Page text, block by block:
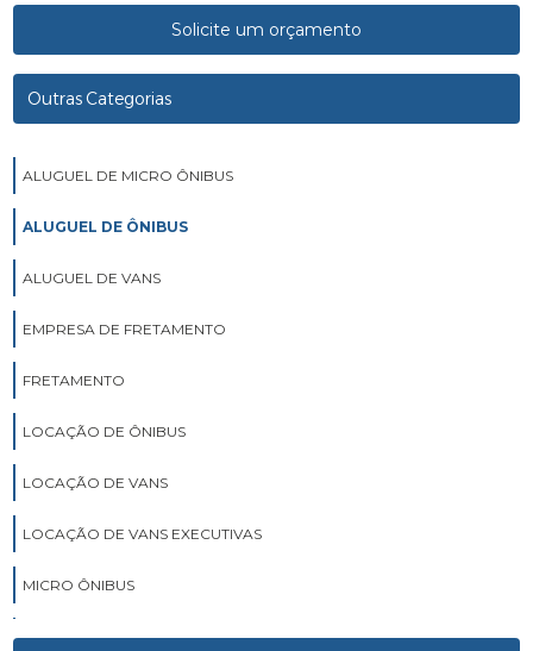
Solicite um orçamento
Outras Categorias
ALUGUEL DE MICRO ÔNIBUS
ALUGUEL DE ÔNIBUS
ALUGUEL DE VANS
EMPRESA DE FRETAMENTO
FRETAMENTO
LOCAÇÃO DE ÔNIBUS
LOCAÇÃO DE VANS
LOCAÇÃO DE VANS EXECUTIVAS
MICRO ÔNIBUS
ÔNIBUS